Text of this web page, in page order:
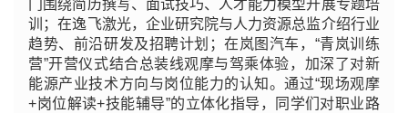
门围绕简历撰写、面试技巧、人才能力模型开展专题培
训；在逸飞激光，企业研究院与人力资源总监介绍行业
趋势、前沿研发及招聘计划；在岚图汽车，“青岚训练
营”开营仪式结合总装线观摩与驾乘体验，加深了对新
能源产业技术方向与岗位能力的认知。通过“现场观摩
+岗位解读+技能辅导”的立体化指导，同学们对职业路